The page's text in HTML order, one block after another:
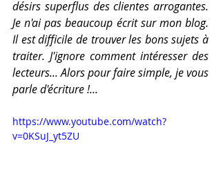
désirs superflus des clientes arrogantes.
Je n'ai pas beaucoup écrit sur mon blog.
Il est difficile de trouver les bons sujets à
traiter. J'ignore comment intéresser des
lecteurs... Alors pour faire simple, je vous
parle d'écriture !...
https://www.youtube.com/watch?
v=0KSuJ_yt5ZU